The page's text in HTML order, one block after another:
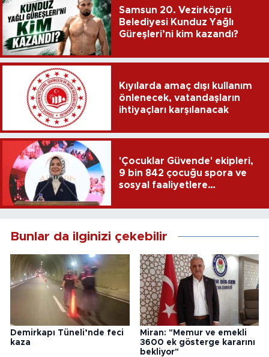
Samsun 20. Vezirköprü
Belediyesi Kunduz Yağlı
Güreşleri’ni kim kazandı?
Kıyılarda amaç dışı kullanım
önlenecek, vatandaşların
ihtiyaçları karşılanacak
'Çocuklar Güvende' ekipleri,
9 bin 842 çocuğu spora ve
sosyal faaliyetlere
Bunlar da ilginizi çekebilir
Demirkapı Tüneli’nde feci
kaza
Miran: "Memur ve emekli
3600 ek gösterge kararını
bekliyor"